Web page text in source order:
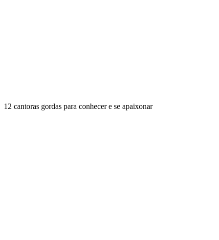
12 cantoras gordas para conhecer e se apaixonar